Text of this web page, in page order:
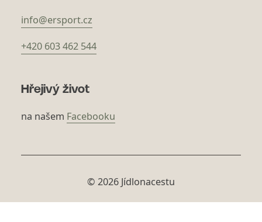
info@ersport.cz
+420 603 462 544
Hřejivý život
na našem Facebooku
© 2026 Jídlonacestu